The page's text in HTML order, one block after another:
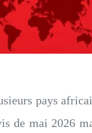
pays
de mai 2026